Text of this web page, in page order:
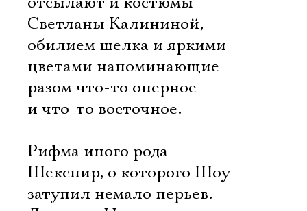
Светланы Калининой,
обилием шелка и яркими
цветами напоминающие
разом что-то оперное
и что-то восточное.
Рифма иного рода 
Шекспир, о которого Шоу
затупил немало перьев.